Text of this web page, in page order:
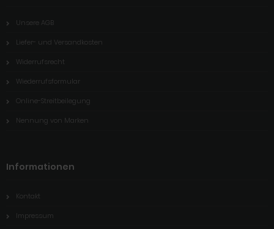
Unsere AGB
Liefer- und Versandkosten
Widerrufsrecht
Wiederrufsformular
Online-Streitbeilegung
Nennung von Marken
Informationen
Kontakt
Impressum